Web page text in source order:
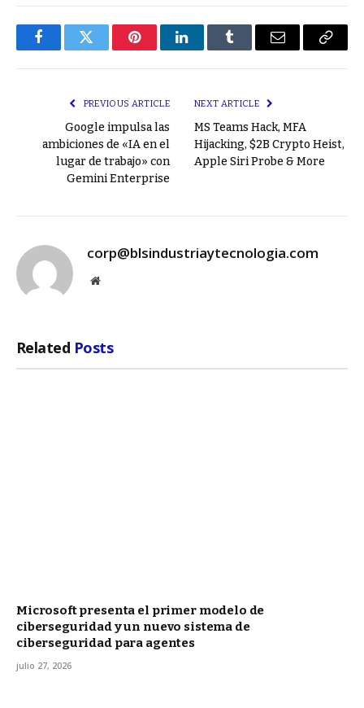
FacebookTwitter PinterestLinkedInTumblr Email
Copy
PREVIOUS ARTICLE
Google impulsa las
ambiciones de «IA en el
lugar de trabajo» con
Gemini Enterprise
NEXT ARTICLE
MS Teams Hack, MFA
Hijacking, $2B Crypto Heist,
Apple Siri Probe & More
corp@blsindustriaytecnologia.com
Website
Related Posts
Microsoft presenta el primer modelo de
ciberseguridad y un nuevo sistema de
ciberseguridad para agentes
julio 27, 2026